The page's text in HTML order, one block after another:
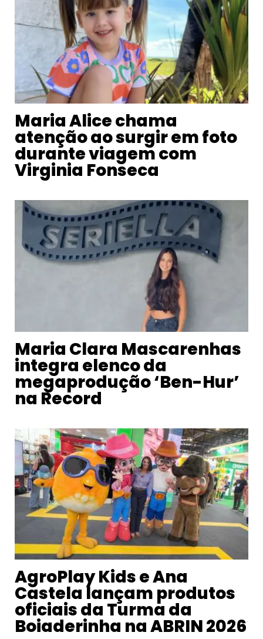
Maria Alice chama
atenção ao surgir em foto
durante viagem com
Virginia Fonseca
Maria Clara Mascarenhas
integra elenco da
megaprodução ‘Ben-Hur’
na Record
AgroPlay Kids e Ana
Castela lançam produtos
oficiais da Turma da
Boiaderinha na ABRIN 2026